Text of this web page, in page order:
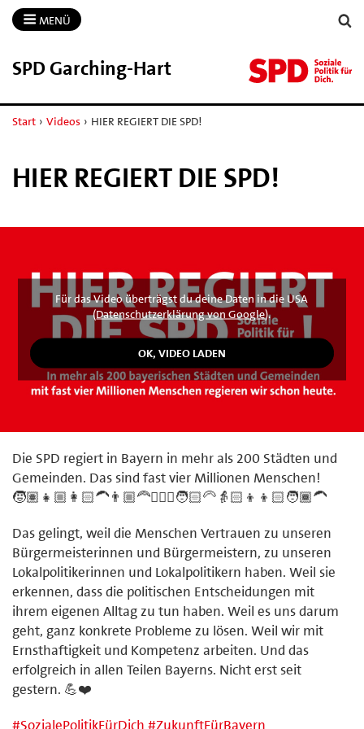
MENÜ
SPD Garching-​Hart
Start › Videos › HIER REGIERT DIE SPD!
HIER REGIERT DIE SPD!
Für das Video überträgst du deine Daten in die USA
(Datenschutzerklärung von Google).
Die SPD regiert in Bayern in mehr als 200 Städten und
Gemeinden. Das sind fast vier Millionen Menschen!
🧒🏽👧🏼👩🏻‍🦱👨🏼‍🦰🧔🏼‍♂️🧑🏻‍🦳👵🏻👦👦🏻🧑🏾‍🦱
Das gelingt, weil die Menschen Vertrauen zu unseren
Bürgermeisterinnen und Bürgermeistern, zu unseren
Lokalpolitikerinnen und Lokalpolitikern haben. Weil sie
erkennen, dass die politischen Entscheidungen mit
ihrem eigenen Alltag zu tun haben. Weil es uns darum
geht, ganz konkrete Probleme zu lösen. Weil wir mit
Ernsthaftigkeit und Kompetenz arbeiten. Und das
erfolgreich in allen Teilen Bayerns. Nicht erst seit
gestern. 💪❤️
#SozialePolitikFürDich #ZukunftFürBayern